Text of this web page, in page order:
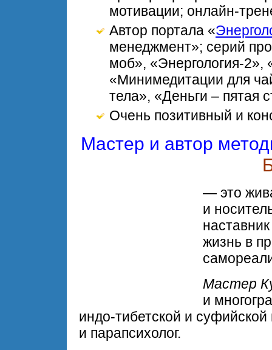
мотивации; онлайн-
Автор портала «
менеджмент»; серий
моб», «Энергология-
«Минимедитации для
тела», «Деньги – пятая
Очень позитивный и
Мастер и автор
— это
и
жизнь в
Мастер
и
индо-тибетской и
и парапсихолог.